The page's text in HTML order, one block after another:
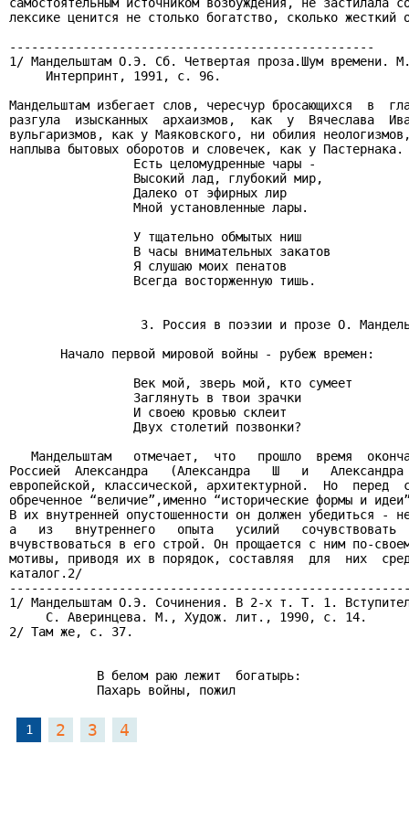
лексике ценится не столько богатство, сколько жесткий
--------------------------------------------------
1/ Мандельштам О.Э. Сб. Четвертая проза.Шум времени.
     Интерпринт, 1991, с. 96.
Мандельштам избегает слов, чересчур бросающихся  в
разгула  изысканных  архаизмов,  как  у  Вячеслава
вульгаризмов, как у Маяковского, ни обилия
наплыва бытовых оборотов и словечек, как у
                 Есть целомудренные чары -
                 Высокий лад, глубокий мир,
                 Далеко от эфирных лир
                 Мной установленные лары.
                 У тщательно обмытых ниш
                 В часы внимательных закатов
                 Я слушаю моих пенатов
                 Всегда восторженную тишь.
3. Россия в поэзии и прозе О.
       Начало первой мировой войны - рубеж времен:
                 Век мой, зверь мой, кто сумеет
                 Заглянуть в твои зрачки
                 И своею кровью склеит
                 Двух столетий позвонки?
Мандельштам   отмечает,  что   прошло  время
Россией  Александра   (Александра   Ш   и
европейской, классической, архитектурной.  Но  перед
обреченное “величие”,именно “исторические формы и
В их внутренней опустошенности он должен убедиться -
а   из   внутреннего   опыта   усилий   сочувствовать
вчувствоваться в его строй. Он прощается с ним по-
мотивы, приводя их в порядок, составляя  для  них
каталог.2/
1/ Мандельштам О.Э. Сочинения. В 2-х т. Т. 1.
     С. Аверинцева. М., Худож. лит., 1990, с. 14.
2/ Там же, с. 37.
            В белом раю лежит  богатырь:
            Пахарь войны, пожил
1 2 3 4